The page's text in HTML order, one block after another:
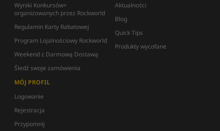
Wyniki Konkursów+
organizowanych przez Rockworld
Regulamin Karty Rabatowej
Program Lojalnościowy Rockworld
Weekend z Darmową Dostawą
Śledź swoje zamówienia
Aktualności
Blog
Quick Tips
Produkty wycofane
MÓJ PROFIL
Logowanie
Rejestracja
Przypomnij